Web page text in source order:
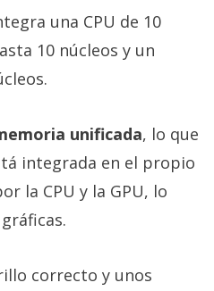
una CPU de 10
10 núcleos y un
unificada, lo que
integrada en el propio
la CPU y la GPU, lo
correcto y unos